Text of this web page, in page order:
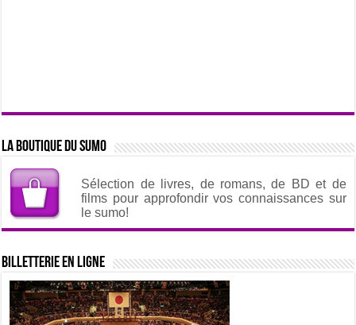
La boutique du sumo
Sélection de livres, de romans, de BD et de
films pour approfondir vos connaissances sur
le sumo!
Billetterie en ligne